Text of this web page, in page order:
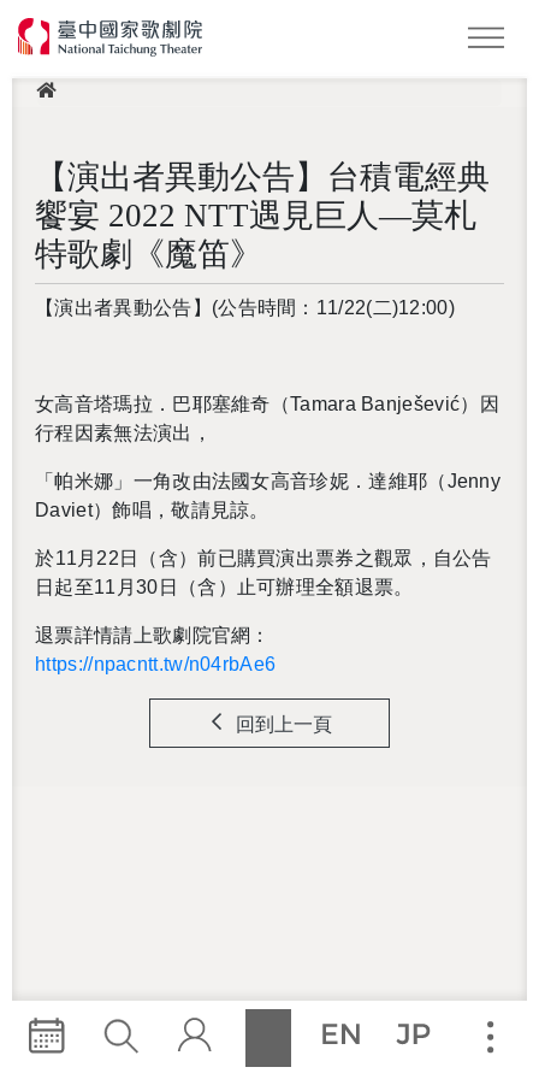
【演出者異動公告】台積電經典
饗宴 2022 NTT遇見巨人—莫札
特歌劇《魔笛》
【演出者異動公告】 (公告時間： 11/22(二)12:00)
女高音塔瑪拉．巴耶塞維奇（Tamara Banješević）因
行程因素無法演出，
「帕米娜」一角改由法國女高音珍妮．達維耶（Jenny
Daviet）飾唱，敬請見諒。
於11 月 22 日（含）前已購買演出票券之觀眾，自公告
日起至11 月30 日（含）止可辦理全額退票。
退票詳情請上歌劇院官網：
https://npacntt.tw/n04rbAe6
回到上一頁
此頁面受 Google reCAPTCHA 保護，以確認您不是機器人。
This site is protected by reCAPTCHA and the Google
PolicyandTerms of Serviceapply.
LOGIN 登入會員
還沒加入會員